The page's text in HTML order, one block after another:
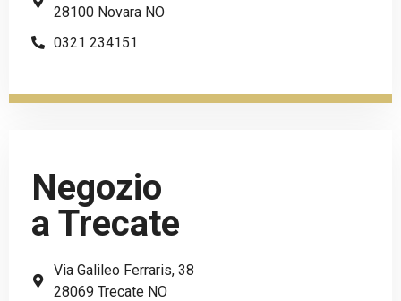
28100 Novara NO
0321 234151
Negozio
a Trecate
Via Galileo Ferraris, 38
28069 Trecate NO